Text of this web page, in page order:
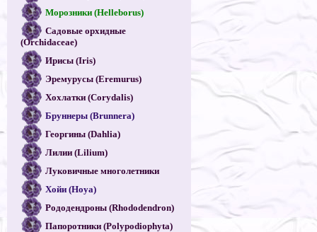
Морозники (Helleborus)
Садовые орхидные
(Orchidaceae)
Ирисы (Iris)
Эремурусы (Eremurus)
Хохлатки (Corydalis)
Бруннеры (Brunnera)
Георгины (Dahlia)
Лилии (Lilium)
Луковичные многолетники
Хойи (Hoya)
Рододендроны (Rhododendron)
Папоротники (Polypodiophyta)